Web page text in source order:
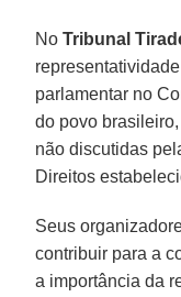
NoTribunal
parlamentar no
do povo
não discutidas
Direitos
Seus
contribuir para a
a importância da